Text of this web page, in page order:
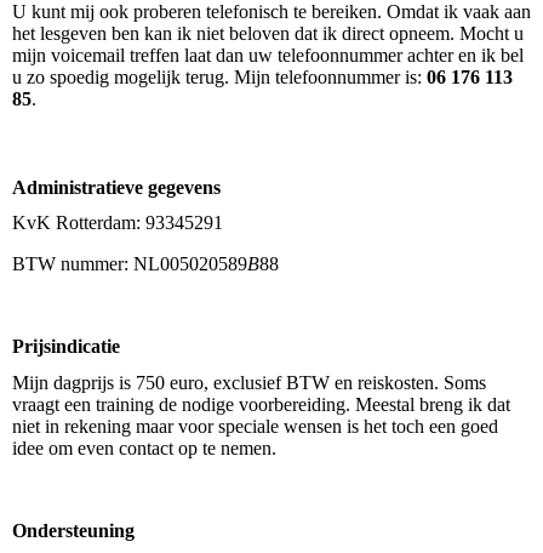
U kunt mij ook proberen telefonisch te bereiken. Omdat ik vaak aan
het lesgeven ben kan ik niet beloven dat ik direct opneem. Mocht u
mijn voicemail treffen laat dan uw telefoonnummer achter en ik bel
u zo spoedig mogelijk terug. Mijn telefoonnummer is: 06 176 113
85.
Administratieve gegevens
KvK Rotterdam: 93345291
BTW nummer: NL005020589B88
Prijsindicatie
Mijn dagprijs is 750 euro, exclusief BTW en reiskosten. Soms
vraagt een training de nodige voorbereiding. Meestal breng ik dat
niet in rekening maar voor speciale wensen is het toch een goed
idee om even contact op te nemen.
Ondersteuning